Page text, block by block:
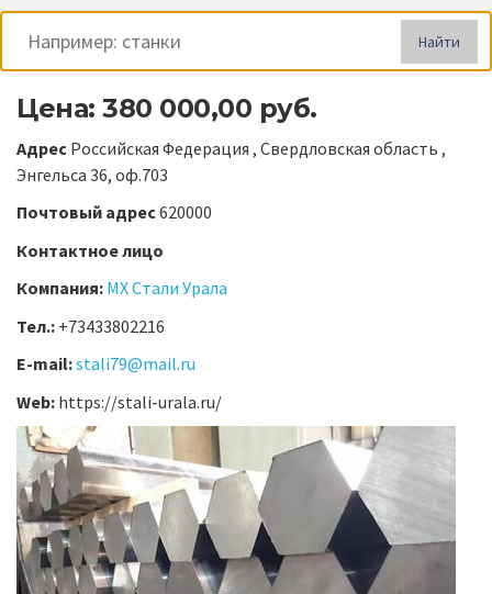
Найти
Цена: 380 000,00 руб.
Адрес Российская Федерация , Свердловская область ,
Энгельса 36, оф.703
Почтовый адрес620000
Контактное лицо
Компания: МХ Стали Урала
Тел.: +73433802216
E-mail:stali79@mail.ru
Web: https://stali-urala.ru/